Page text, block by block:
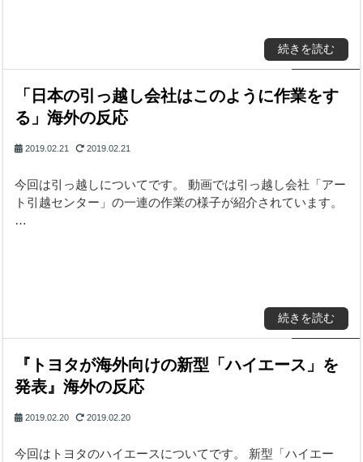
続きを読む
「日本の引っ越し会社はこのように作業をす
る」海外の反応
2019.02.21 2019.02.21
今回は引っ越しについてです。 動画では引っ越し会社「アー
ト引越センター」の一連の作業の様子が紹介されています。
…
続きを読む
『トヨタが海外向けの新型「ハイエース」を
発表』海外の反応
2019.02.20 2019.02.20
今回はトヨタのハイエースについてです。 新型「ハイエー